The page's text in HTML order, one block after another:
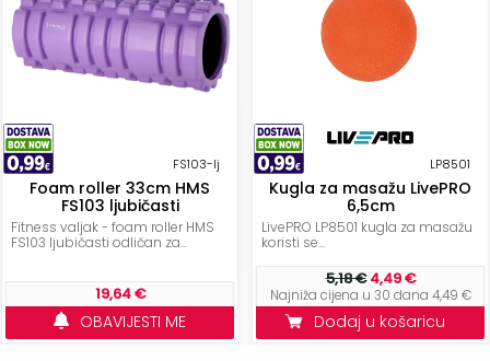
FS103-lj
Foam roller 33cm HMS
FS103 ljubičasti
Fitness valjak - foam roller HMS
FS103 ljubičasti odličan za...
19,64 €
OBAVIJESTI ME
LP8501
Kugla za masažu LivePRO
6,5cm
LivePRO LP8501 kugla za masažu
koristi se...
5,18 €4,49 €
Najniža cijena u 30 dana 4,49 €
Dodaj u košaricu